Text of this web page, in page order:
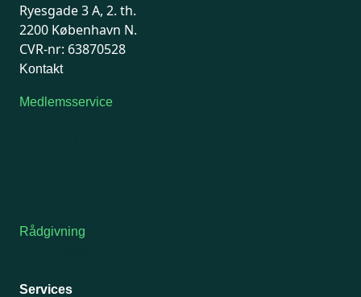
Ryesgade 3 A, 2. th.
2200 København N.
CVR-nr: 63870528
Kontakt
Medlemsservice
Rådgivning
Services